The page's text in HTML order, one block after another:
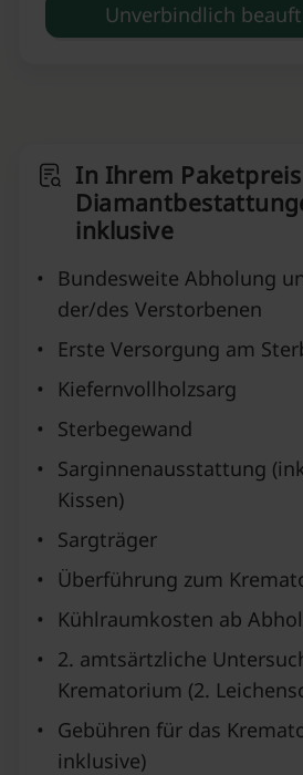
Unverbindlich
In Ihrem
inklusive
•
Bundesweite Abholung
der/des Verstorbenen
•
Erste Versorgung am
•
Kiefernvollholzsarg
•
Sterbegewand
•
Sarginnenausstattung
Kissen)
•
Sargträger
•
Überführung zum
•
Kühlraumkosten ab
•
2. amtsärtzliche
Krematorium (2.
•
Gebühren für das
inklusive)